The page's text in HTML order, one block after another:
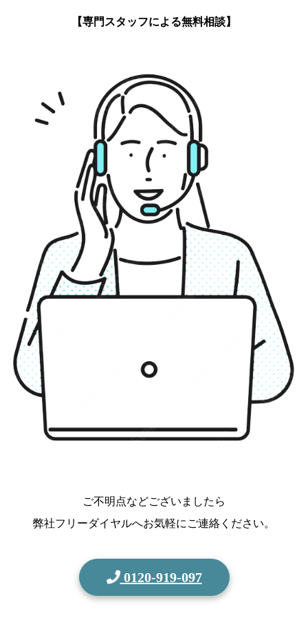
【専門スタッフによる無料相談】
ご不明点などございましたら
弊社フリーダイヤルへお気軽にご連絡ください。
0120-919-097